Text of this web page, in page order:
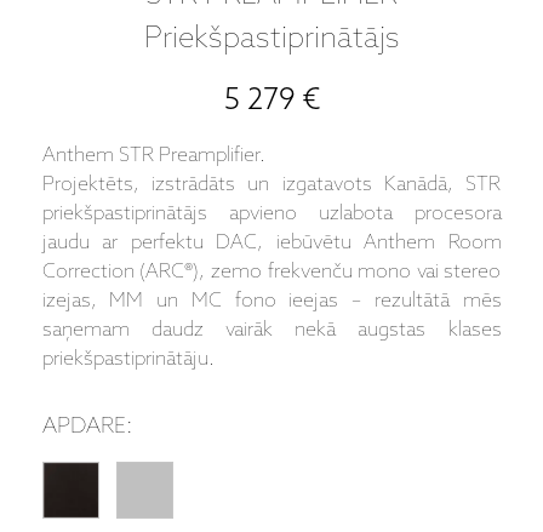
Priekšpastiprinātājs
5 279 €
Anthem STR Preamplifier.
Projektēts, izstrādāts un izgatavots Kanādā, STR
priekšpastiprinātājs apvieno uzlabota procesora
jaudu ar perfektu DAC, iebūvētu Anthem Room
Correction (ARC®), zemo frekvenču mono vai stereo
izejas, MM un MC fono ieejas – rezultātā mēs
saņemam daudz vairāk nekā augstas klases
priekšpastiprinātāju.
APDARE: